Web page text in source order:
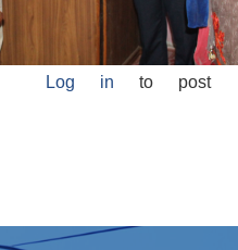
Log in to post